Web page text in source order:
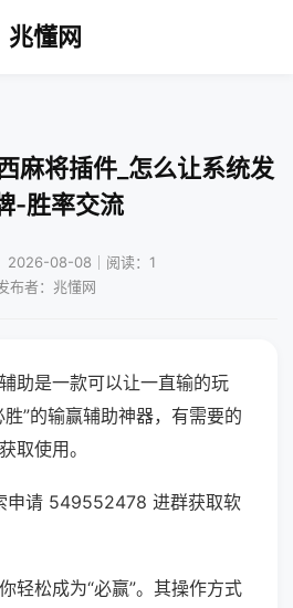
兆懂网
麻将插件_怎么让系统发
-胜率交流
2026-08-08｜阅读：1
布者：兆懂网
助是一款可以让一直输的玩
”的输赢辅助神器，有需要的
取使用。
申请 549552478 进群获取软
轻松成为“必赢”。其操作方式